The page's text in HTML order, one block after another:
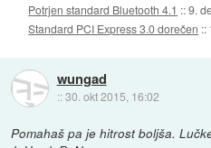
Potrjen standard Bluetooth 4.1 ::9.
Standard PCI Express 3.0 dorečen ::
wungad
::30. okt 2015, 16:02
Pomahaš pa je hitrost boljša.